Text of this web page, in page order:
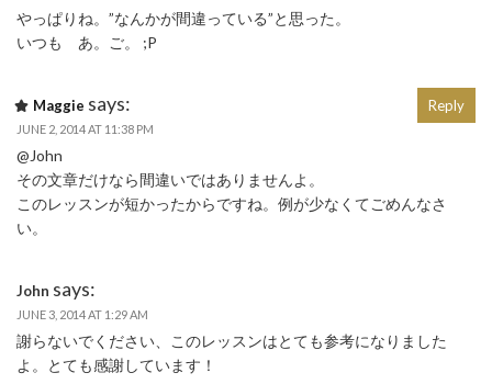
やっぱりね。”なんかが間違っている”と思った。
いつも あ。ご。 ;P
Maggie says:
JUNE 2, 2014 AT 11:38 PM
@John
その文章だけなら間違いではありませんよ。
このレッスンが短かったからですね。例が少なくてごめんなさ
い。
Reply
John says:
JUNE 3, 2014 AT 1:29 AM
謝らないでください、このレッスンはとても参考になりました
よ。とても感謝しています！